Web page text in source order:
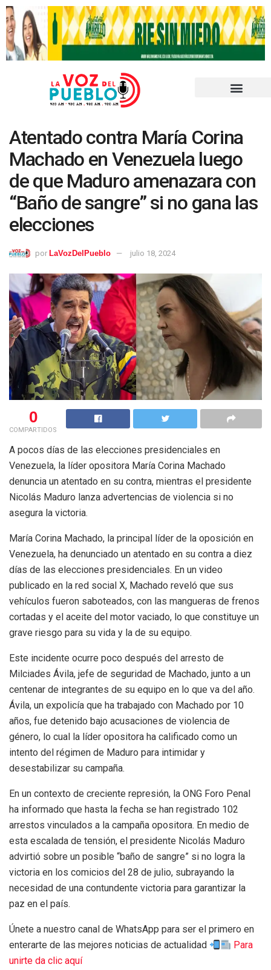
Atentado contra María Corina
Machado en Venezuela luego
de que Maduro amenazara con
“Baño de sangre” si no gana las
elecciones
por LaVozDelPueblo julio 18, 2024
0
COMPARTIDOS
A pocos días de las elecciones presidenciales en
Venezuela, la líder opositora María Corina Machado
denuncia un atentado en su contra, mientras el presidente
Nicolás Maduro lanza advertencias de violencia si no
asegura la victoria.
María Corina Machado, la principal líder de la oposición en
Venezuela, ha denunciado un atentado en su contra a diez
días de las elecciones presidenciales. En un video
publicado en la red social X, Machado reveló que sus
vehículos fueron saboteados, con las mangueras de frenos
cortadas y el aceite del motor vaciado, lo que constituye un
grave riesgo para su vida y la de su equipo.
Este incidente ocurre poco después del arresto de
Milciades Ávila, jefe de seguridad de Machado, junto a un
centenar de integrantes de su equipo en lo que va del año.
Ávila, un expolicía que ha trabajado con Machado por 10
años, fue detenido bajo acusaciones de violencia de
género, lo cual la líder opositora ha calificado como un
intento del régimen de Maduro para intimidar y
desestabilizar su campaña.
En un contexto de creciente represión, la ONG Foro Penal
ha informado que hasta la fecha se han registrado 102
arrestos vinculados a la campaña opositora. En medio de
esta escalada de tensión, el presidente Nicolás Maduro
advirtió sobre un posible “baño de sangre” si no logra la
victoria en los comicios del 28 de julio, subrayando la
necesidad de una contundente victoria para garantizar la
paz en el país.
Únete a nuestro canal de WhatsApp para ser el primero en
enterarte de las mejores noticias de actualidad
Para
unirte da clic aquí